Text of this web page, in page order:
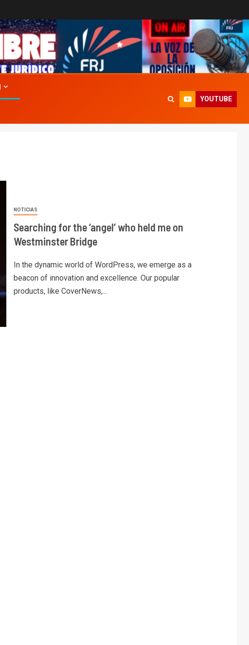
YOUTUBE
NOTICIAS
Searching for the ‘angel’ who held me on
Westminster Bridge
In the dynamic world of WordPress, we emerge as a
beacon of innovation and excellence. Our popular
products, like CoverNews,...